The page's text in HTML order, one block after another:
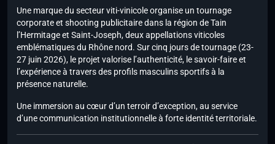
Une marque du secteur viti-vinicole organise un tournage
corporate et shooting publicitaire dans la région de Tain
l’Hermitage et Saint-Joseph, deux appellations viticoles
emblématiques du Rhône nord. Sur cinq jours de tournage (23-
27 juin 2026), le projet valorise l’authenticité, le savoir-faire et
l’expérience à travers des profils masculins sportifs à la
présence naturelle.
Une immersion au cœur d’un terroir d’exception, au service
d’une communication institutionnelle à forte identité territoriale.